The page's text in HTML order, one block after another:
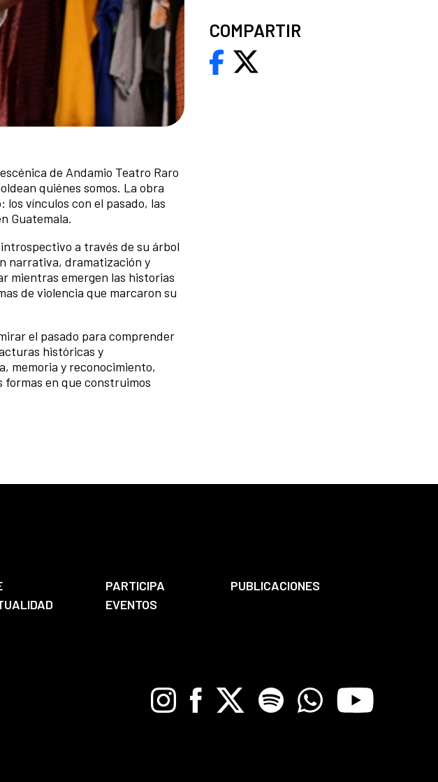
de Andamio Teatro Raro
quiénes somos. La obra
vínculos con el pasado, las
Guatemala.
a través de su árbol
narrativa, dramatización y
mientras emergen las historias
de violencia que marcaron su
el pasado para comprender
históricas y
memoria y reconocimiento,
en que construimos
COMPARTIR
PARTICIPA
PUBLICACIONES
EVENTOS
InstagramFacebook
X Spotify WhatsappYoutube